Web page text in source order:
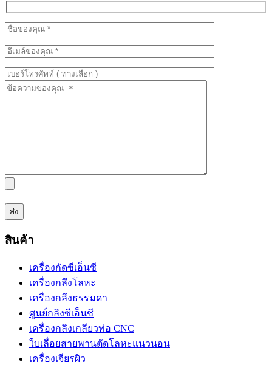
สินค้า
เครื่องกัดซีเอ็นซี
เครื่องกลึงโลหะ
เครื่องกลึงธรรมดา
ศูนย์กลึงซีเอ็นซี
เครื่องกลึงเกลียวท่อ CNC
ใบเลื่อยสายพานตัดโลหะแนวนอน
เครื่องเจียรผิว